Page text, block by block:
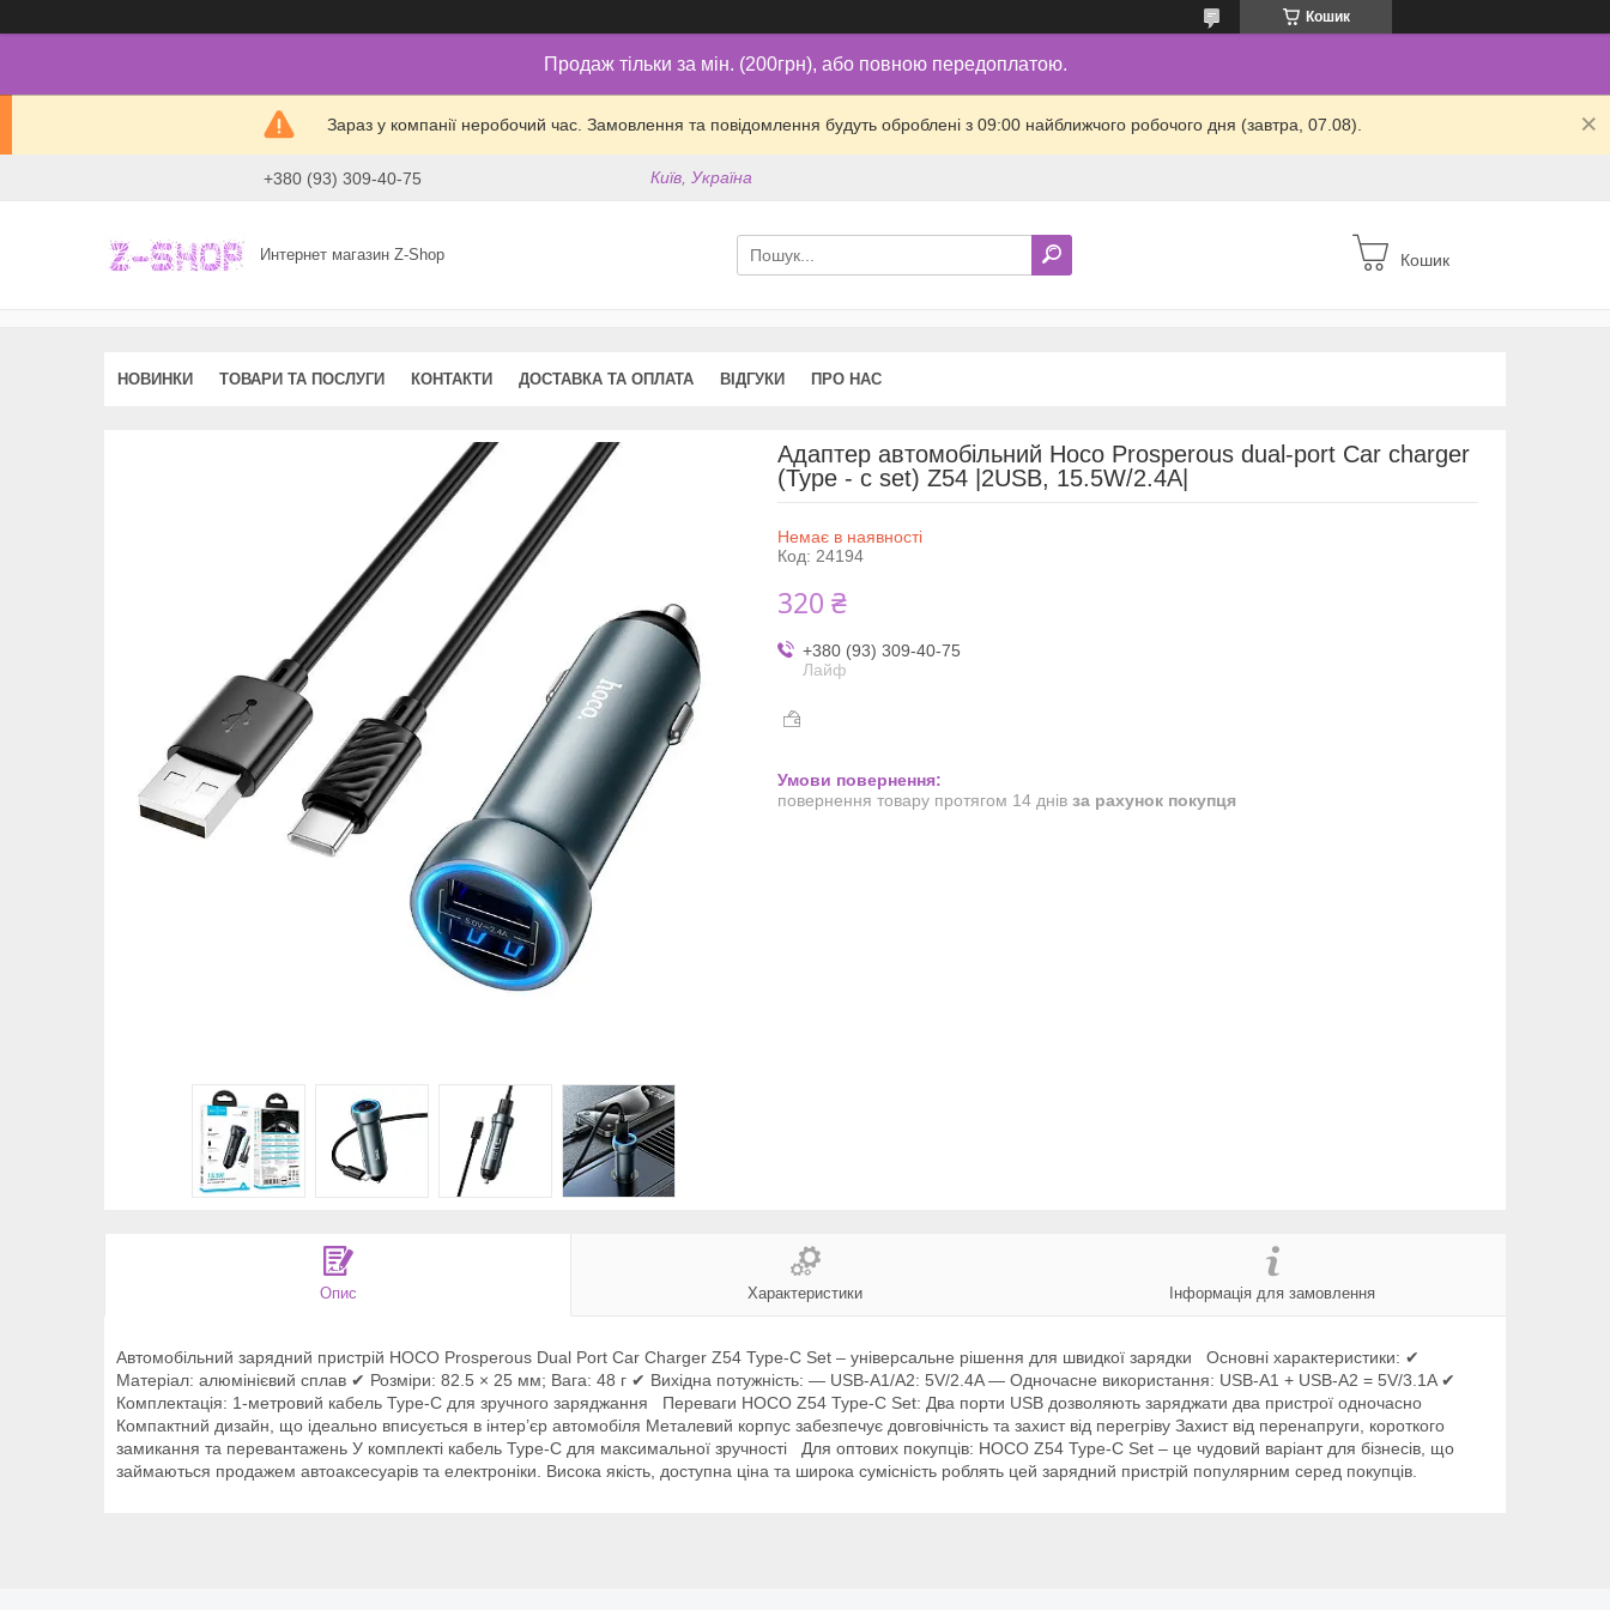
Кошик
Продаж тільки за мін. (200грн), або повною передоплатою.
Зараз у компанії неробочий час. Замовлення та повідомлення будуть оброблені з 09:00 найближчого робочого дня (завтра, 07.08).
+380 (93) 309-40-75 Київ, Україна
Интернет магазин Z-Shop Кошик
НОВИНКИ ТОВАРИ ТА ПОСЛУГИ КОНТАКТИ ДОСТАВКА ТА ОПЛАТА ВІДГУКИ ПРО НАС
Адаптер автомобільний Hoco Prosperous dual-port Car charger
(Type - c set) Z54 |2USB, 15.5W/2.4A|
Немає в наявності
Код: 24194
320 ₴
+380 (93) 309-40-75
Лайф
повернення товару протягом 14 днів за рахунок покупця
Опис Характеристики Інформація для замовлення
Автомобільний зарядний пристрій HOCO Prosperous Dual Port Car Charger Z54 Type-C Set – універсальне рішення для швидкої зарядки Основні характеристики: ✔
Матеріал: алюмінієвий сплав ✔ Розміри: 82.5 × 25 мм; Вага: 48 г ✔ Вихідна потужність: — USB-A1/A2: 5V/2.4A — Одночасне використання: USB-A1 + USB-A2 = 5V/3.1A ✔
Комплектація: 1-метровий кабель Type-C для зручного заряджання Переваги HOCO Z54 Type-C Set: Два порти USB дозволяють заряджати два пристрої одночасно
Компактний дизайн, що ідеально вписується в інтер’єр автомобіля Металевий корпус забезпечує довговічність та захист від перегріву Захист від перенапруги, короткого
замикання та перевантажень У комплекті кабель Type-C для максимальної зручності Для оптових покупців: HOCO Z54 Type-C Set – це чудовий варіант для бізнесів, що
займаються продажем автоаксесуарів та електроніки. Висока якість, доступна ціна та широка сумісність роблять цей зарядний пристрій популярним серед покупців.